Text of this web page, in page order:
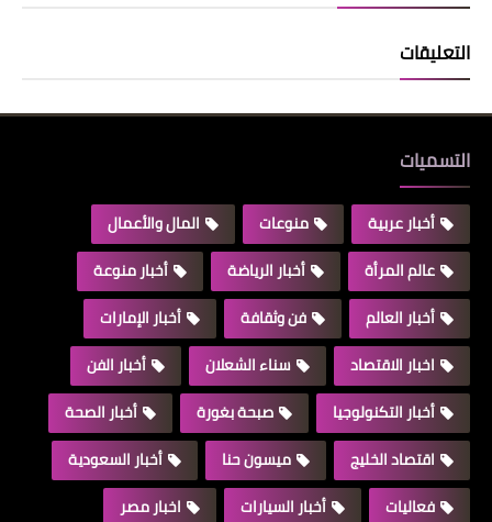
التعليقات
التسميات
أخبار عربية منوعات
المال والأعمال
عالم المرأة
أخبار الرياضة
أخبار منوعة
أخبار العالم
فن وثقافة
أخبار الإمارات
اخبار الاقتصاد
سناء الشعلان
أخبار الفن
أخبار التكنولوجيا
صبحة بغورة
أخبار الصحة
اقتصاد الخليج
ميسون حنا
أخبار السعودية
فعاليات
أخبار السيارات
اخبار مصر